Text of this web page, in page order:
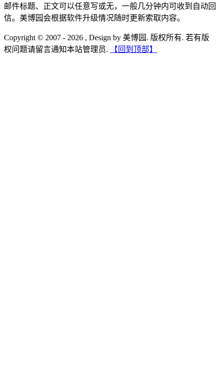
邮件标题、正文可以任意写或无，一般几分钟内可收到自动回
信。美博园会根据软件升级情况随时更新索取内容。
Copyright © 2007 - 2026 , Design by 美博园. 版权所有. 若有版
权问题请留言通知本站管理员.
【回到顶部】